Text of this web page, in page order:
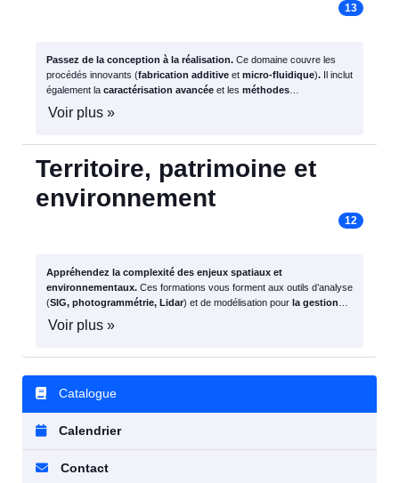
13
Passez de la conception à la réalisation. Ce domaine couvre les
procédés innovants (fabrication additive et micro-fluidique). Il inclut
également la caractérisation avancée et les méthodes
d’optimisation (plans d’expériences)
la production industrielle
Voir plus »
Territoire, patrimoine et
environnement
12
Appréhendez la complexité des enjeux spatiaux et
environnementaux. Ces formations vous forment aux outils d’analyse
(SIG, photogrammétrie, Lidar) et de modélisation pour la gestion
durable des territoires, la préservation du patrimoine
des réseaux écologiques
Voir plus »
Catalogue
Calendrier
Contact